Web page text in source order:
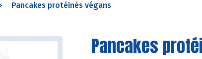
Pancakes protéinés végans
Pancakes